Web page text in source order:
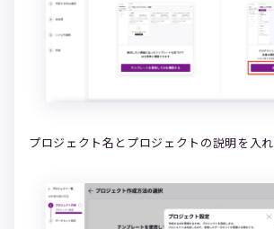
プロジェクト名とプロジェクトの説明を入れ